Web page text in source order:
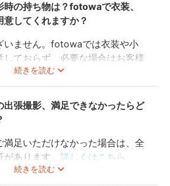
な写真を撮るため、サイト内のメ
能を使った事前相談をおすすめい
ワンちゃんの苦手なこと、お願い
撮ってほしい写真のイメージなど
ラファーへお送りください。
とコミュニケーションをとりなが
で最大限ワンちゃんの素敵な表情
るようにご提案いたします。
時の持ち物は？fotowaで衣装、
意してくれますか？
続きを読む
いません。fotowaでは衣装や小
しておらず、必要な場合はお客様
備をお願いしております。
物としては、ペットが大好きなお
菓子のご用意をおすすめしており
たり、目線を合わせやすくなるた
写真がスムーズに撮れるようにな
出張撮影、満足できなかったらど
続きを読む
満足いただけなかった場合は、全
があります。詳しくはこちら